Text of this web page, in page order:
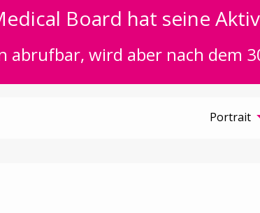
Board hat seine
abrufbar, wird aber nach dem
Portrait